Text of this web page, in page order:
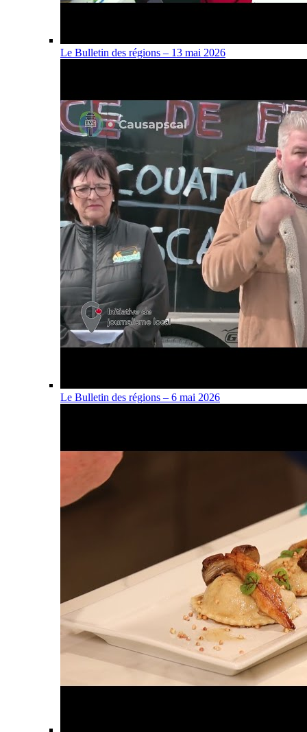
Le Bulletin des régions – 13 mai 2026
Le Bulletin des régions – 6 mai 2026